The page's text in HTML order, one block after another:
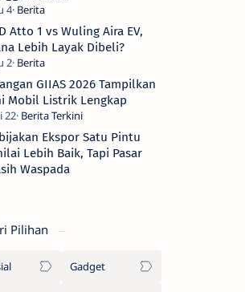
Atto 1 vs Wuling Aira EV,
Lebih Layak Dibeli?
GIIAS 2026 Tampilkan
Mobil Listrik Lengkap
Ekspor Satu Pintu
Lebih Baik, Tapi Pasar
Waspada
Pilihan
Gadget